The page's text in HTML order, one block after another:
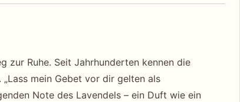
zur Ruhe. Seit Jahrhunderten kennen die
mein Gebet vor dir gelten als
Note des Lavendels – ein Duft wie ein